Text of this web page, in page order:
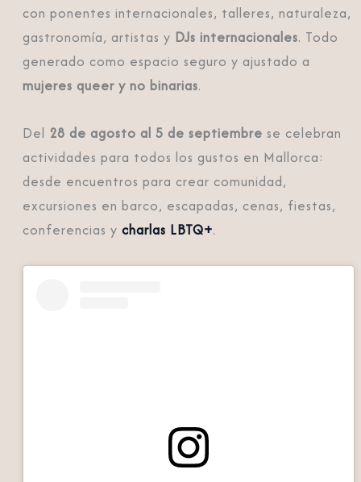
con ponentes internacionales, talleres, naturaleza,
gastronomía, artistas y DJs internacionales. Todo
generado como espacio seguro y ajustado a
mujeres queer y no binarias.
Del 28 de agosto al 5 de septiembre se celebran
actividades para todos los gustos en Mallorca:
desde encuentros para crear comunidad,
excursiones en barco, escapadas, cenas, fiestas,
conferencias y charlas LBTQ+.